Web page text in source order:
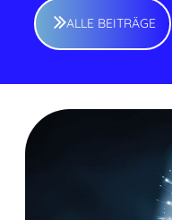
ALLE BEITRÄGE